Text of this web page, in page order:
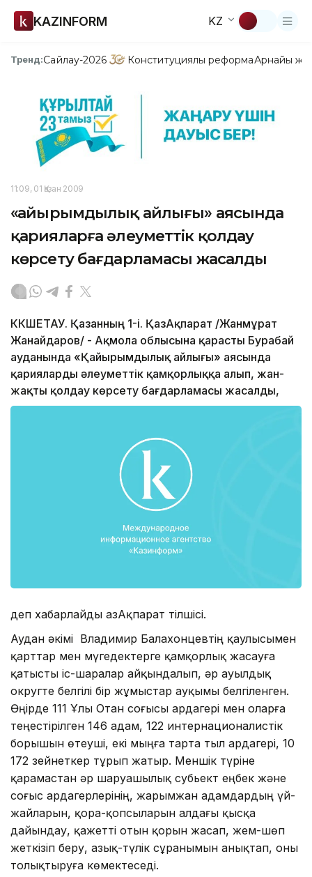
KAZINFORM KZ
Тренд:Сайлау-2026 Конституциялық реформаАрнайы
11:09, 01 Қазан 2009
«Қайырымдылық айлығы» аясында
қарияларға әлеуметтік қолдау
көрсету бағдарламасы жасалды
КӨКШЕТАУ. Қазанның 1-і. ҚазАқпарат /Жанмұрат
Жанайдаров/ - Ақмола облысына қарасты Бурабай
ауданында «Қайырымдылық айлығы» аясында
қарияларды әлеуметтік қамқорлыққа алып, жан-
жақты қолдау көрсету бағдарламасы жасалды,
деп хабарлайды ҚазАқпарат тілшісі.
Аудан әкімі Владимир Балахонцевтің қаулысымен
қарттар мен мүгедектерге қамқорлық жасауға
қатысты іс-шаралар айқындалып, әр ауылдық
округте белгілі бір жұмыстар ауқымы белгіленген.
Өңірде 111 Ұлы Отан соғысы ардагері мен оларға
теңестірілген 146 адам, 122 интернационалистік
борышын өтеуші, екі мыңға тарта тыл ардагері, 10
172 зейнеткер тұрып жатыр. Меншік түріне
қарамастан әр шаруашылық субьект еңбек және
соғыс ардагерлерінің, жарымжан адамдардың үй-
жайларын, қора-қопсыларын алдағы қысқа
дайындау, қажетті отын қорын жасап, жем-шөп
жеткізіп беру, азық-түлік сұранымын анықтап, оны
толықтыруға көмектеседі.